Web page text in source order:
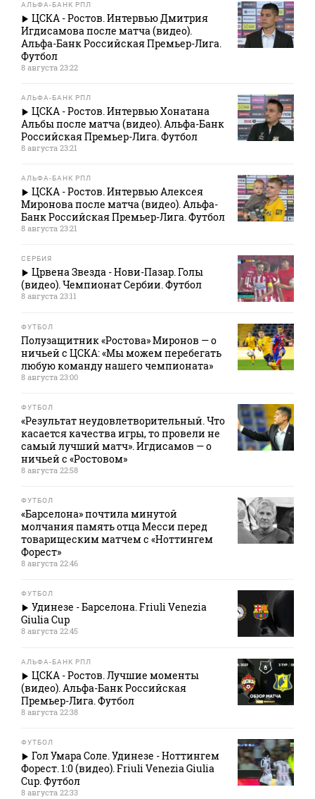
АЛЬФА-БАНК РПЛ
ЦСКА - Ростов. Интервью Дмитрия
Игдисамова после матча (видео).
Альфа-Банк Российская Премьер-Лига.
Футбол
8 августа 23:22
АЛЬФА-БАНК РПЛ
ЦСКА - Ростов. Интервью Хонатана
Альбы после матча (видео). Альфа-Банк
Российская Премьер-Лига. Футбол
8 августа 23:21
АЛЬФА-БАНК РПЛ
ЦСКА - Ростов. Интервью Алексея
Миронова после матча (видео). Альфа-
Банк Российская Премьер-Лига. Футбол
8 августа 23:21
СЕРБИЯ
Црвена Звезда - Нови-Пазар. Голы
(видео). Чемпионат Сербии. Футбол
8 августа 23:11
ФУТБОЛ
Полузащитник «Ростова» Миронов — о
ничьей с ЦСКА: «Мы можем перебегать
любую команду нашего чемпионата»
8 августа 23:00
ФУТБОЛ
«Результат неудовлетворительный. Что
касается качества игры, то провели не
самый лучший матч». Игдисамов — о
ничьей с «Ростовом»
8 августа 22:58
ФУТБОЛ
«Барселона» почтила минутой
молчания память отца Месси перед
товарищеским матчем с «Ноттингем
Форест»
8 августа 22:46
ФУТБОЛ
Удинезе - Барселона. Friuli Venezia
Giulia Cup
8 августа 22:45
АЛЬФА-БАНК РПЛ
ЦСКА - Ростов. Лучшие моменты
(видео). Альфа-Банк Российская
Премьер-Лига. Футбол
8 августа 22:38
ФУТБОЛ
Гол Умара Соле. Удинезе - Ноттингем
Форест. 1:0 (видео). Friuli Venezia Giulia
Cup. Футбол
8 августа 22:33